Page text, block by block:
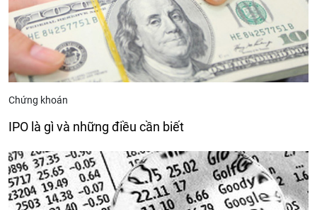
Chứng khoán
IPO là gì và những điều cần biết